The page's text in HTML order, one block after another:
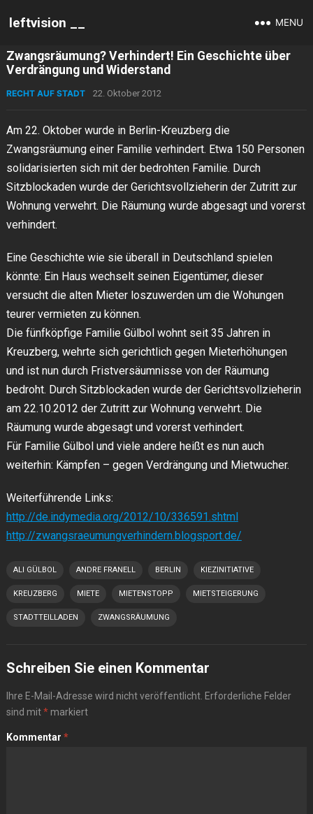
leftvision __ MENU
Zwangsräumung? Verhindert! Ein Geschichte über
Verdrängung und Widerstand
RECHT AUF STADT 22. Oktober 2012
Am 22. Oktober wurde in Berlin-Kreuzberg die
Zwangsräumung einer Familie verhindert. Etwa 150 Personen
solidarisierten sich mit der bedrohten Familie. Durch
Sitzblockaden wurde der Gerichtsvollzieherin der Zutritt zur
Wohnung verwehrt. Die Räumung wurde abgesagt und vorerst
verhindert.
Eine Geschichte wie sie überall in Deutschland spielen
könnte: Ein Haus wechselt seinen Eigentümer, dieser
versucht die alten Mieter loszuwerden um die Wohungen
teurer vermieten zu können.
Die fünfköpfige Familie Gülbol wohnt seit 35 Jahren in
Kreuzberg, wehrte sich gerichtlich gegen Mieterhöhungen
und ist nun durch Fristversäumnisse von der Räumung
bedroht. Durch Sitzblockaden wurde der Gerichtsvollzieherin
am 22.10.2012 der Zutritt zur Wohnung verwehrt. Die
Räumung wurde abgesagt und vorerst verhindert.
Für Familie Gülbol und viele andere heißt es nun auch
weiterhin: Kämpfen – gegen Verdrängung und Mietwucher.
Weiterführende Links:
http://de.indymedia.org/2012/10/336591.shtml
http://zwangsraeumungverhindern.blogsport.de/
ALI GÜLBOL ANDRE FRANELL BERLIN KIEZINITIATIVE
KREUZBERG MIETE MIETENSTOPP MIETSTEIGERUNG
STADTTEILLADEN ZWANGSRÄUMUNG
Schreiben Sie einen Kommentar
Ihre E-Mail-Adresse wird nicht veröffentlicht. Erforderliche Felder
sind mit*markiert
Kommentar *